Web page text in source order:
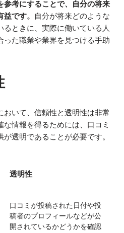
参考にすることで、自分の将来
です。
自分が将来どのような
ときに、実際に働いている人
った職業や業界を見つける手助
いて、信頼性と透明性は非常
情報を得るためには、口コミ
透明であることが必要です。
透明性
口コミが投稿された日付や投
稿者のプロフィールなどが公
開されているかどうかを確認